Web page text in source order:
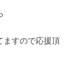
ますので応援頂